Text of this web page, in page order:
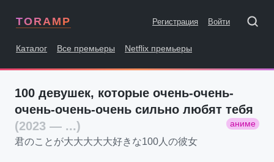
TORAMP Регистрация Войти
Каталог Все премьеры Netflix премьеры
100 девушек, которые очень-очень-
очень-очень-очень сильно любят тебя
(2023 — ...)
аниме
君のことが大大大大大好きな100人の彼女